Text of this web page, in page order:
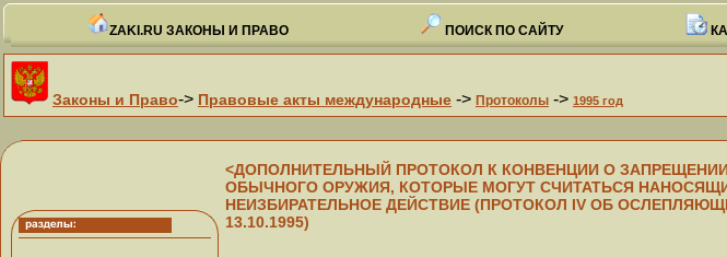
ZAKI.RU ЗАКОНЫ И ПРАВО ПОИСК ПО САЙТУ
Законы и Право-> Правовые акты международные -> Протоколы -> 1995 год
<ДОПОЛНИТЕЛЬНЫЙ ПРОТОКОЛ К КОНВЕНЦИИ О
ОБЫЧНОГО ОРУЖИЯ, КОТОРЫЕ МОГУТ СЧИТАТЬСЯ
НЕИЗБИРАТЕЛЬНОЕ ДЕЙСТВИЕ (ПРОТОКОЛ IV ОБ
13.10.1995)